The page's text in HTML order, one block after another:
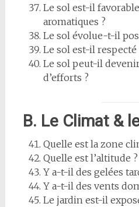
Le sol est-il
aromatiques ?
Le sol évolue-t-il
Le sol est-il
Le sol peut-il
d’efforts ?
B. Le Climat &
Quelle est la zone
Quelle est l’altitude ?
Y a-t-il des gelées
Y a-t-il des vents
Le jardin est-il